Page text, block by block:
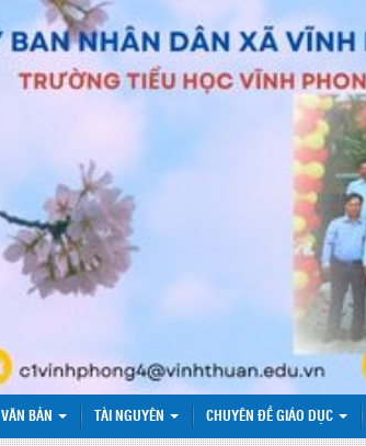
VĂN BẢN TÀI NGUYÊN CHUYÊN ĐỀ GIÁO DỤC